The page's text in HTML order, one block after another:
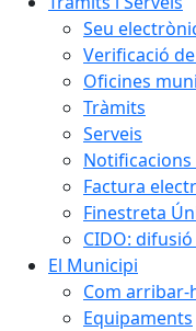
Seu
Verificació
Oficines
Tràmits
Serveis
Factura
Finestreta
CIDO:
El Municipi
Com arribar-
Equipaments